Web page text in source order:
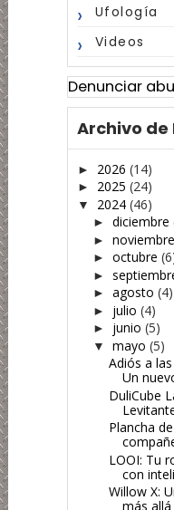
Ufología
Videos
Denunciar
Archivo de
► 2026 (14)
► 2025 (24)
▼ 2024 (46)
► diciembre
► noviembre
► octubre
►
► agosto (4)
► julio (4)
► junio (5)
▼ mayo (5)
Adiós a
Un
DuliCube
Plancha
LOOI: Tu
con
Willow X:
más allá